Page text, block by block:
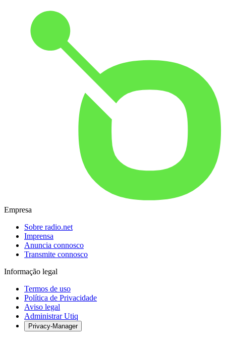
Empresa
Sobre radio.net
Imprensa
Anuncia connosco
Transmite connosco
Informação legal
Termos de uso
Política de Privacidade
Aviso legal
Administrar Utiq
Privacy-Manager